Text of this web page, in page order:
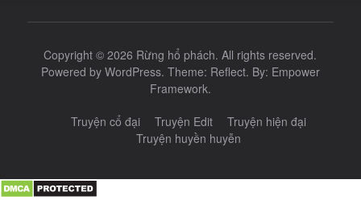
Copyright © 2026 Rừng hổ phách. All rights reserved.
Powered by WordPress. Theme: Reflect. By: Empower
Framework.
Truyện cổ đại Truyện Edit
Truyện hiện đại
Truyện huyền huyễn